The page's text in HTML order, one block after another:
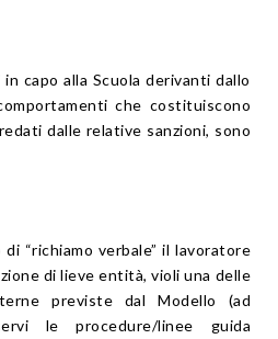
capo alla Scuola derivanti dallo
che costituiscono
dalle relative sanzioni, sono
“richiamo verbale” il lavoratore
di lieve entità, violi una delle
previste dal Modello (ad
le procedure/linee guida